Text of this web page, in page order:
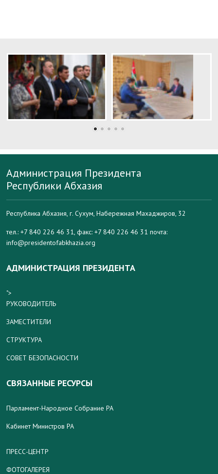
Администрация Президента
Республики Абхазия
Республика Абхазия, г. Сухум, Набережная Махаджиров, 32
тел.: +7 840 226 46 31, факс: +7 840 226 46 31 почта:
info@presidentofabkhazia.org
АДМИНИСТРАЦИЯ ПРЕЗИДЕНТА
">
РУКОВОДИТЕЛЬ
ЗАМЕСТИТЕЛИ
СТРУКТУРА
СОВЕТ БЕЗОПАСНОСТИ
СВЯЗАННЫЕ РЕСУРСЫ
Парламент-Народное Собрание РА
Кабинет Министров РА
ПРЕСС-ЦЕНТР
ФОТОГАЛЕРЕЯ